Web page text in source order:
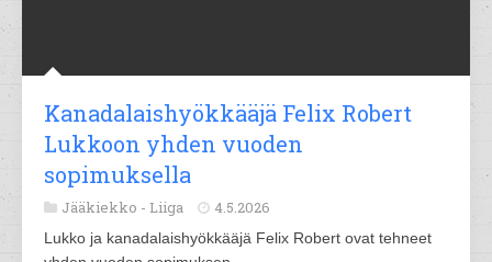
Kanadalaishyökkääjä Felix Robert
Lukkoon yhden vuoden
sopimuksella
Jääkiekko - Liiga 4.5.2026
Lukko ja kanadalaishyökkääjä Felix Robert ovat tehneet